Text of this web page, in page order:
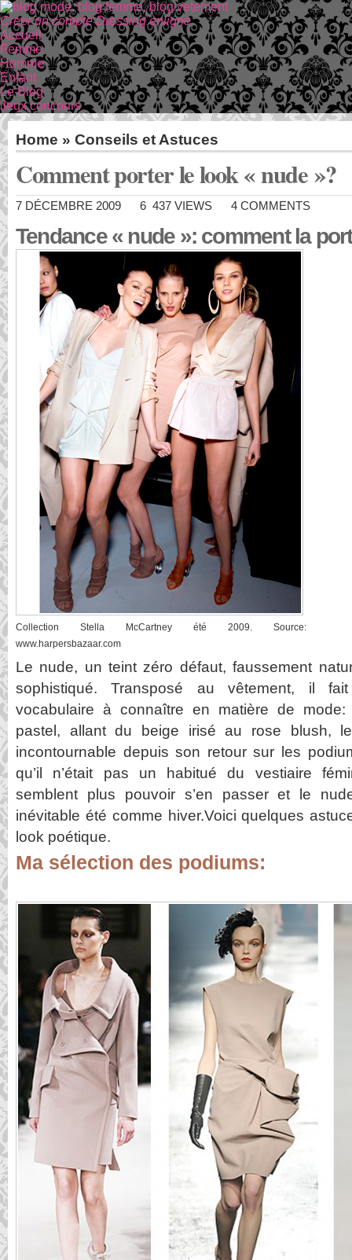
Creer un compte Dressing enligne
Accueil
Femme
Homme
Enfant
Le Blog
Jeux concours
Home » Conseils et Astuces
Comment porter le look « nude »?
7 DÉCEMBRE 2009 6 437 VIEWS 4 COMMENTS
Tendance « nude »: comment la
Collection Stella McCartney été 2009. Source:
www.harpersbazaar.com
Le nude, un teint zéro défaut, faussement
sophistiqué. Transposé au vêtement, il
vocabulaire à connaître en matière de
pastel, allant du beige irisé au rose blush,
incontournable depuis son retour sur les
qu’il n’était pas un habitué du vestiaire
semblent plus pouvoir s’en passer et le
inévitable été comme hiver.Voici quelques
look poétique.
Ma sélection des podiums: